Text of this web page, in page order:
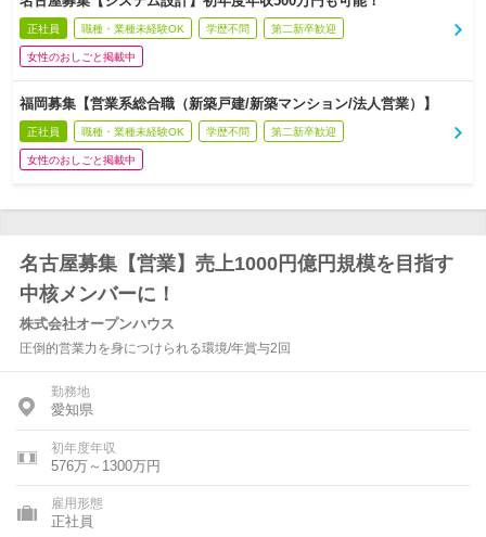
正社員 職種・業種未経験OK 学歴不問 第二新卒歓迎
女性のおしごと掲載中
福岡募集【営業系総合職（新築戸建/新築マンション/法人営業）】
正社員 職種・業種未経験OK 学歴不問 第二新卒歓迎
女性のおしごと掲載中
名古屋募集【営業】売上1000円億円規模を目指す
中核メンバーに！
株式会社オープンハウス
圧倒的営業力を身につけられる環境/年賞与2回
勤務地
愛知県
初年度年収
576万～1300万円
雇用形態
正社員